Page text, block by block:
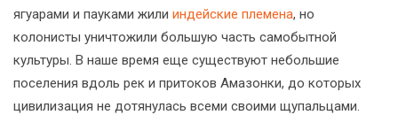
ягуарами и пауками жили индейские племена, но
колонисты уничтожили большую часть самобытной
культуры. В наше время еще существуют небольшие
поселения вдоль рек и притоков Амазонки, до которых
цивилизация не дотянулась всеми своими щупальцами.